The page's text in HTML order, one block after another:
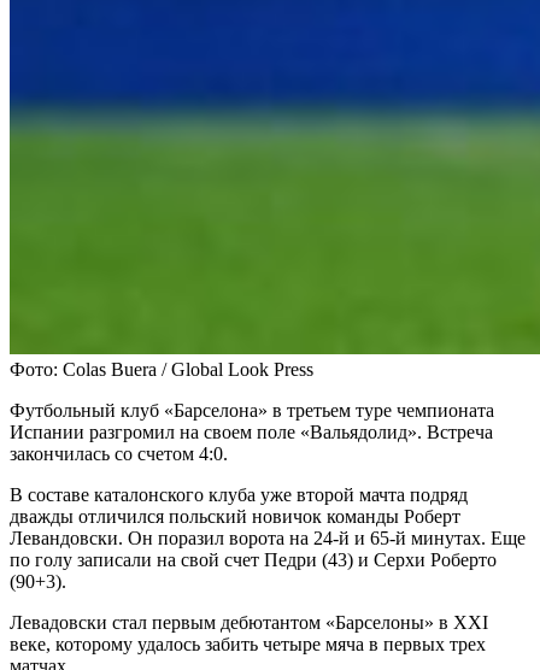
Фото: Colas Buera / Global Look Press
Футбольный клуб «Барселона» в третьем туре чемпионата
Испании разгромил на своем поле «Вальядолид». Встреча
закончилась со счетом 4:0.
В составе каталонского клуба уже второй мачта подряд
дважды отличился польский новичок команды Роберт
Левандовски. Он поразил ворота на 24-й и 65-й минутах. Еще
по голу записали на свой счет Педри (43) и Серхи Роберто
(90+3).
Левадовски стал первым дебютантом «Барселоны» в XXI
веке, которому удалось забить четыре мяча в первых трех
матчах.